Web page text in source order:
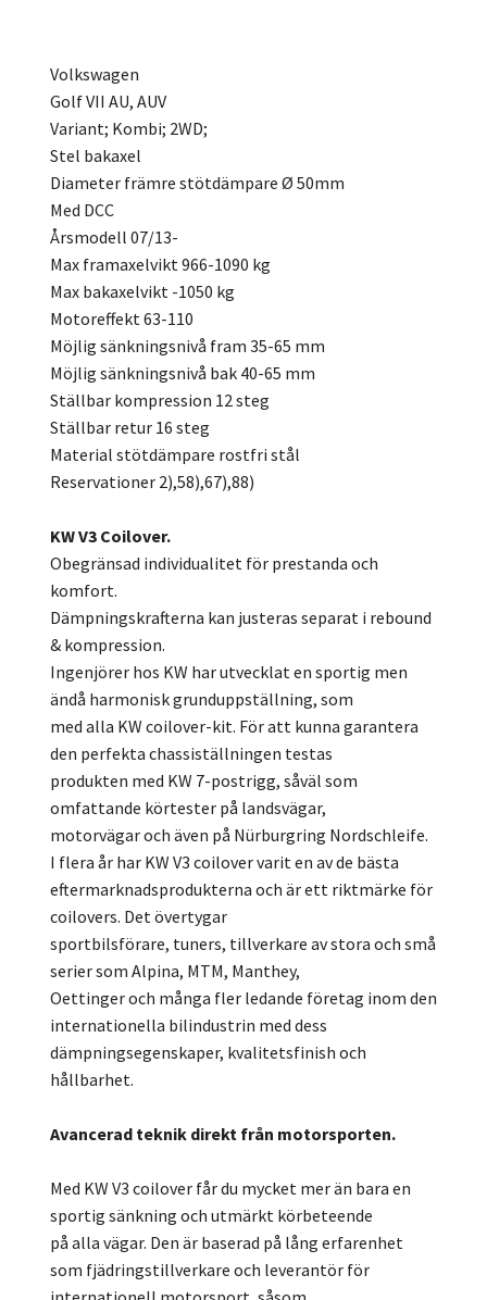
Volkswagen
Golf VII AU, AUV
Variant; Kombi; 2WD;
Stel bakaxel
Diameter främre stötdämpare Ø 50mm
Med DCC
Årsmodell 07/13-
Max framaxelvikt 966-1090 kg
Max bakaxelvikt -1050 kg
Motoreffekt 63-110
Möjlig sänkningsnivå fram 35-65 mm
Möjlig sänkningsnivå bak 40-65 mm
Ställbar kompression 12 steg
Ställbar retur 16 steg
Material stötdämpare rostfri stål
Reservationer 2),58),67),88)
KW V3 Coilover.
Obegränsad individualitet för prestanda och
komfort.
Dämpningskrafterna kan justeras separat i rebound
& kompression.
Ingenjörer hos KW har utvecklat en sportig men
ändå harmonisk grunduppställning, som
med alla KW coilover-kit. För att kunna garantera
den perfekta chassiställningen testas
produkten med KW 7-postrigg, såväl som
omfattande körtester på landsvägar,
motorvägar och även på Nürburgring Nordschleife.
I flera år har KW V3 coilover varit en av de bästa
eftermarknadsprodukterna och är ett riktmärke för
coilovers. Det övertygar
sportbilsförare, tuners, tillverkare av stora och små
serier som Alpina, MTM, Manthey,
Oettinger och många fler ledande företag inom den
internationella bilindustrin med dess
dämpningsegenskaper, kvalitetsfinish och
hållbarhet.
Avancerad teknik direkt från motorsporten.
Med KW V3 coilover får du mycket mer än bara en
sportig sänkning och utmärkt körbeteende
på alla vägar. Den är baserad på lång erfarenhet
som fjädringstillverkare och leverantör för